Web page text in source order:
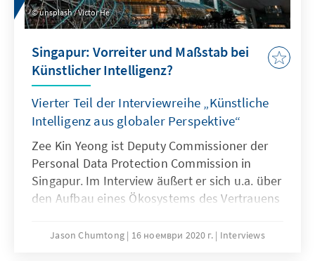
unsplash / Victor He
Singapur: Vorreiter und Maßstab bei
Künstlicher Intelligenz?
Vierter Teil der Interviewreihe „Künstliche
Intelligenz aus globaler Perspektive“
Zee Kin Yeong ist Deputy Commissioner der
Personal Data Protection Commission in
Singapur. Im Interview äußert er sich u.a. über
den Aufbau eines Ökosystems des Vertrauens
Künstlicher Intelligenz (KI).
Jason Chumtong 16 ноември 2020 г. Interviews